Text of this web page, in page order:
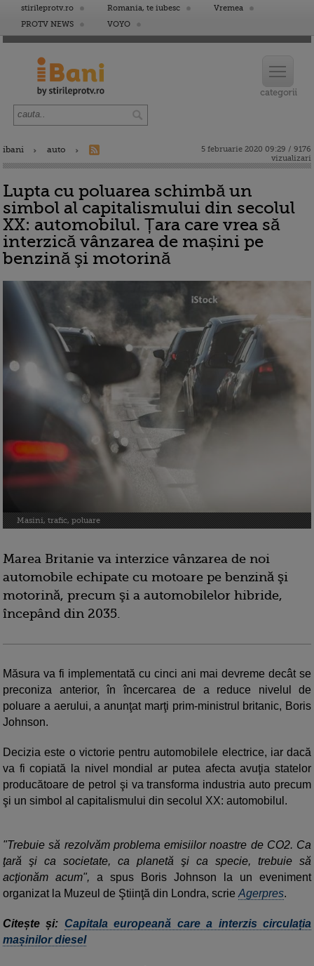
stirileprotv.ro Romania, te iubesc
Vremea
PROTV NEWS
VOYO
ibani auto
5 februarie 2020 09:29 / 9176
vizualizari
Lupta cu poluarea schimbă un
simbol al capitalismului din secolul
XX: automobilul. Țara care vrea să
interzică vânzarea de mașini pe
benzină şi motorină
Masini, trafic, poluare
Marea Britanie va interzice vânzarea de noi
automobile echipate cu motoare pe benzină şi
motorină, precum şi a automobilelor hibride,
începând din 2035.
Măsura va fi implementată cu cinci ani mai devreme decât se
preconiza anterior, în încercarea de a reduce nivelul de
poluare a aerului, a anunţat marţi prim-ministrul britanic, Boris
Johnson.
Decizia este o victorie pentru automobilele electrice, iar dacă
va fi copiată la nivel mondial ar putea afecta avuţia statelor
producătoare de petrol şi va transforma industria auto precum
şi un simbol al capitalismului din secolul XX: automobilul.
"Trebuie să rezolvăm problema emisiilor noastre de CO2. Ca
ţară şi ca societate, ca planetă şi ca specie, trebuie să
acţionăm acum", a spus Boris Johnson la un eveniment
organizat la Muzeul de Ştiinţă din Londra, scrie Agerpres.
Citește și: Capitala europeană care a interzis circulația
mașinilor diesel